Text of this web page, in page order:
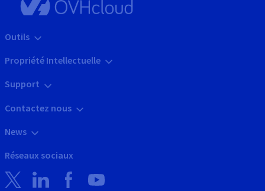
Outils
Propriété Intellectuelle
Support
Contactez nous
News
Réseaux sociaux